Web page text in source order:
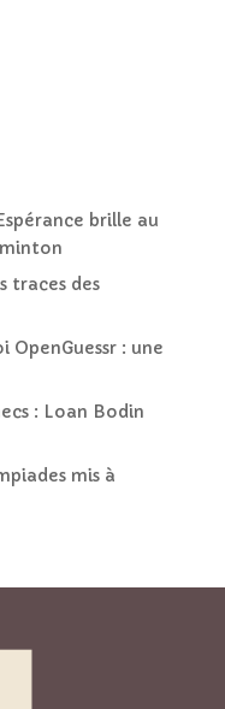
brille au
traces des
: une
: Loan Bodin
mis à